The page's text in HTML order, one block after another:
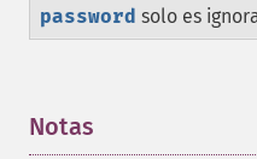
password solo es
Notas